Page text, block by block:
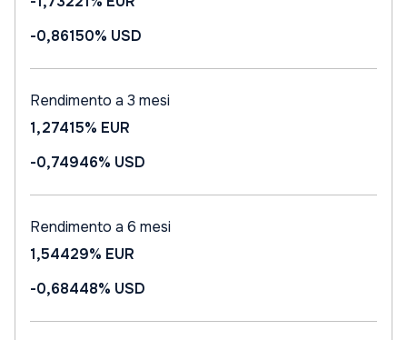
-0,86150% USD
Rendimento a 3 mesi
1,27415% EUR
-0,74946% USD
Rendimento a 6 mesi
1,54429% EUR
-0,68448% USD